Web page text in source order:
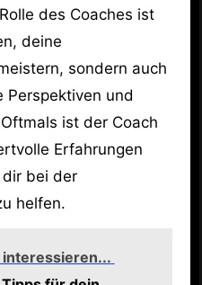
des Coaches ist
deine
sondern auch
Perspektiven und
ist der Coach
Erfahrungen
bei der
helfen.
interessieren...